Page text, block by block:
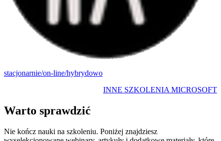
stacjonarnie/on-line/hybrydowo
INNE SZKOLENIA MICROSOFT
Warto sprawdzić
Nie kończ nauki na szkoleniu. Poniżej znajdziesz